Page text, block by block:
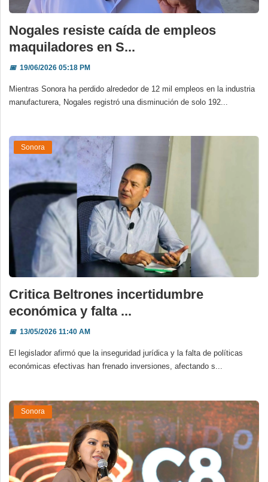
Nogales resiste caída de empleos
maquiladores en S...
📅19/06/2026 05:18 PM
Mientras Sonora ha perdido alrededor de 12 mil empleos en la industria
manufacturera, Nogales registró una disminución de solo 192...
Sonora
Critica Beltrones incertidumbre
económica y falta ...
📅13/05/2026 11:40 AM
El legislador afirmó que la inseguridad jurídica y la falta de políticas
económicas efectivas han frenado inversiones, afectando s...
Sonora